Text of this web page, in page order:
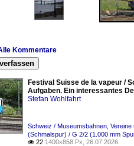
Kommentare
Festival Suisse de la vapeur /
Aufgaben. Ein interessantes
Stefan Wohlfahrt
Schweiz / Museumsbahnen,
(Schmalspur) / G 2/2 (1.000 mm
 22 1400x858 Px, 26.07.2026